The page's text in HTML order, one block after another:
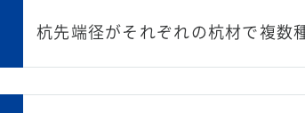
杭先端径がそれぞれの杭材で複数